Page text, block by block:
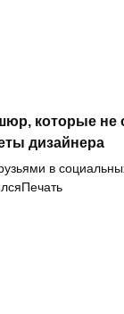
которые не
дизайнера
в